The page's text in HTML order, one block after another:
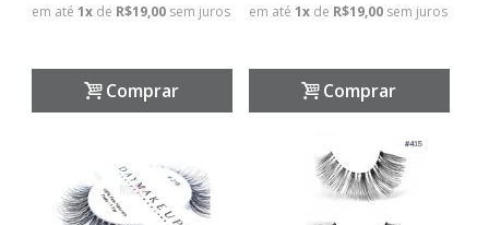
em até1x de R$19,00 sem juros
Comprar
em até1x de R$19,00 sem juros
Comprar